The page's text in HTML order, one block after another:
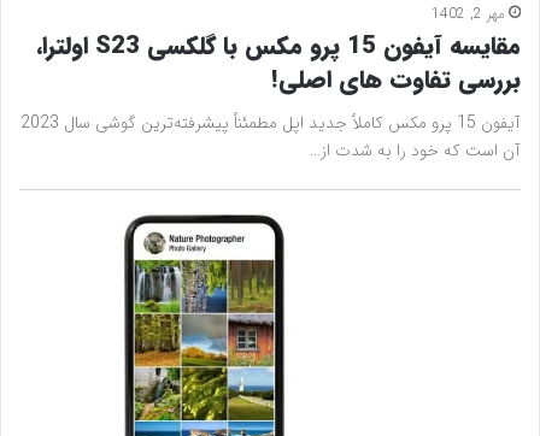
مهر 2, 1402
مقایسه آیفون 15 پرو مکس با گلکسی S23 اولترا،
بررسی تفاوت های اصلی!
آیفون 15 پرو مکس کاملاً جدید اپل مطمئناً پیشرفته‌ترین گوشی سال 2023
آن است که خود را به شدت از…